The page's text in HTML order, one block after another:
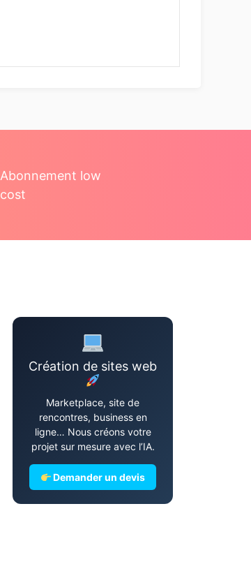
Abonnement low
cost
Création de sites web
Marketplace, site de
rencontres, business en
ligne… Nous créons votre
projet sur mesure avec l’IA.
Demander un devis